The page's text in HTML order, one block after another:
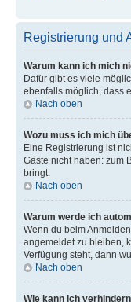
Registrierung und
Warum kann ich mich
Dafür gibt es viele
ebenfalls möglich, dass
Nach oben
Wozu muss ich mich
Eine Registrierung ist
Gäste nicht haben: zum
bringt.
Nach oben
Warum werde ich
Wenn du beim
angemeldet zu bleiben,
Verfügung steht, dann
Nach oben
Wie kann ich